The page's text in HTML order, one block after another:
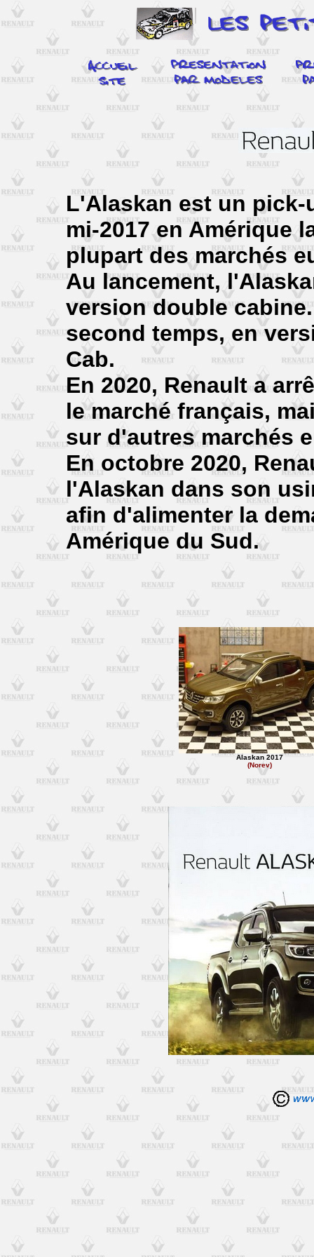
L'Alaskan est un
mi-2017 en Amérique
plupart des marchés
Au lancement,
version double
second temps, en
Cab.
En 2020, Renault a
le marché français,
sur d'autres marchés
En octobre 2020,
l'Alaskan dans son
afin d'alimenter la
Amérique du Sud.
Alaskan 2017
(Norev)